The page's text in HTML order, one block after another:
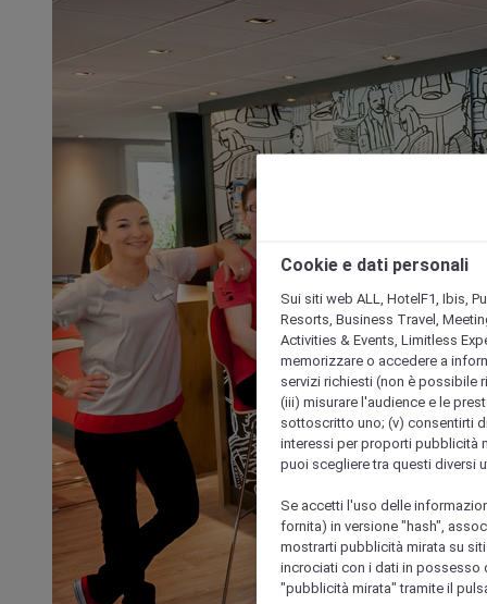
Cookie e dati personali
Sui siti web ALL, HotelF1, Ibis,
Resorts, Business Travel,
Activities & Events, Limitless
memorizzare o accedere a
servizi richiesti (non è possibile
(iii) misurare l'audience e le
sottoscritto uno; (v) consentirti
interessi per proporti pubblicità
puoi scegliere tra questi diversi
Se accetti l'uso delle
fornita) in versione "hash",
mostrarti pubblicità mirata su
incrociati con i dati in possesso
"pubblicità mirata" tramite il